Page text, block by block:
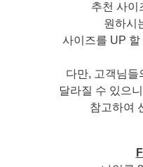
추천 사이
원하시
사이즈를 UP
다만, 고객님들
달라질 수 있으
참고하여